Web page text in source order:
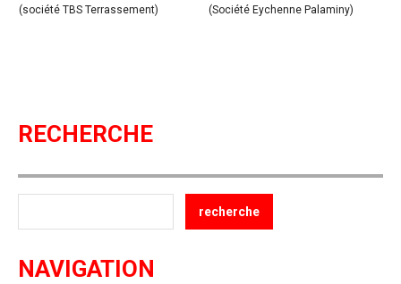
(société TBS Terrassement)
(Société Eychenne Palaminy)
RECHERCHE
NAVIGATION